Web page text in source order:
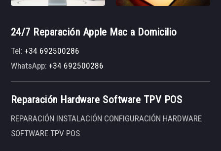
24/7 Reparación Apple Mac a Domicilio
Tel:+34 692500286
WhatsApp:+34 692500286
Reparación Hardware Software TPV POS
REPARACIÓN INSTALACIÓN CONFIGURACIÓN HARDWARE
SOFTWARE TPV POS